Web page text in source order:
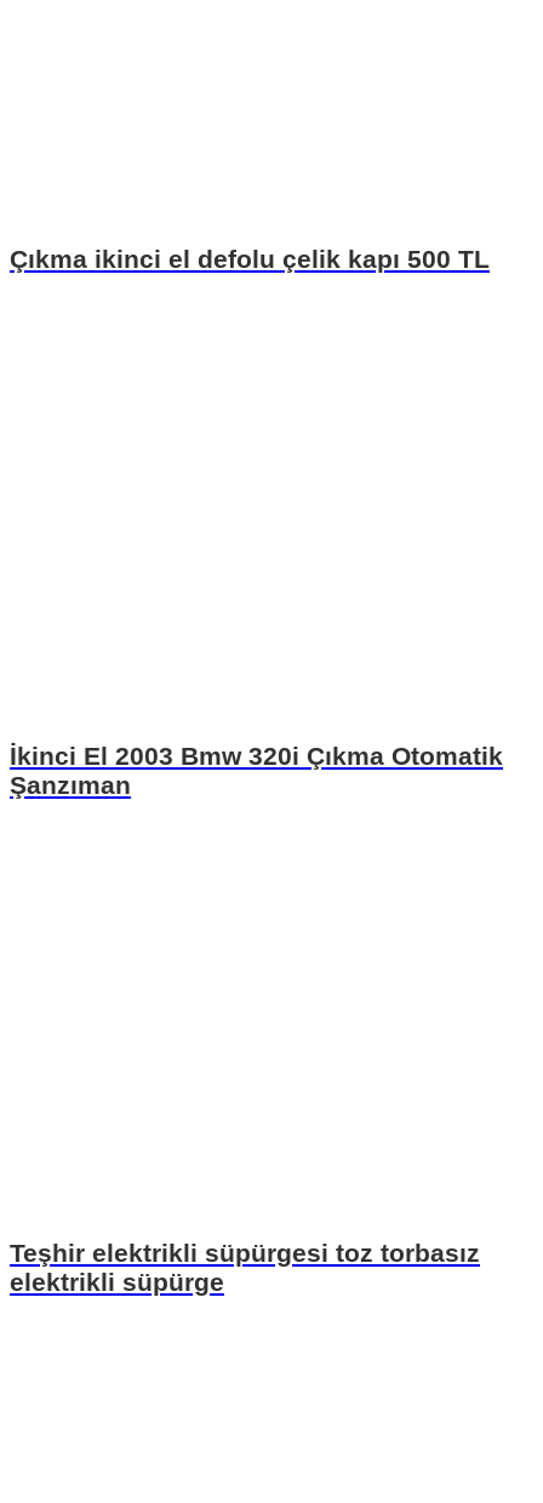
Çıkma ikinci el defolu çelik kapı 500 TL
İkinci El 2003 Bmw 320i Çıkma Otomatik
Şanzıman
Teşhir elektrikli süpürgesi toz torbasız
elektrikli süpürge